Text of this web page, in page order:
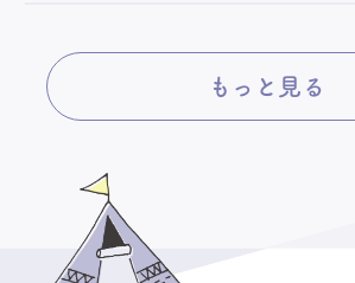
もっと見る